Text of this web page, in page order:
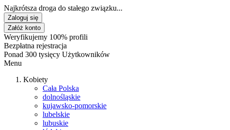
Najkrótsza droga do stałego związku...
Zaloguj się
Załóż konto
Weryfikujemy 100% profili
Bezpłatna rejestracja
Ponad 300 tysięcy Użytkowników
Menu
Kobiety
Cała Polska
dolnośląskie
kujawsko-pomorskie
lubelskie
lubuskie